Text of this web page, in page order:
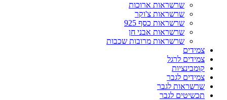
שרשראות ארוכות
שרשראות צ'וקר
שרשראות כסף 925
שרשראות אבני חן
שרשראות מרובות שכבות
צמידים
צמידים לרגל
קומבינציות
צמידים לגבר
שרשראות לגבר
תכשיטים לגבר